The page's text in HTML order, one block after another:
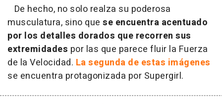
De hecho, no solo realza su poderosa
musculatura, sino que se encuentra acentuado
por los detalles dorados que recorren sus
extremidades por las que parece fluir la Fuerza
de la Velocidad. La segunda de estas imágenes
se encuentra protagonizada por Supergirl.